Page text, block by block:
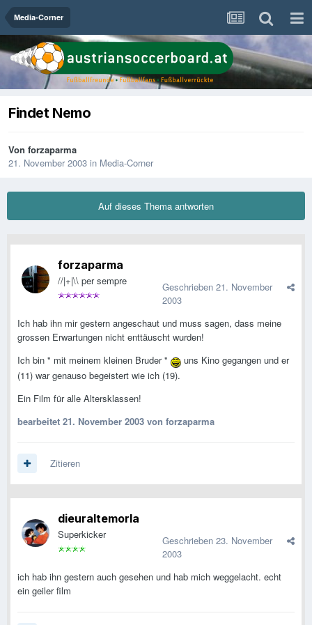
Media-Corner
Findet Nemo
Von forzaparma
21. November 2003 in Media-Corner
Auf dieses Thema antworten
forzaparma
//|+|\\ per sempre Geschrieben 21. November
2003
Ich hab ihn mir gestern angeschaut und muss sagen, dass meine
grossen Erwartungen nicht enttäuscht wurden!
Ich bin " mit meinem kleinen Bruder "
uns Kino gegangen und er
(11) war genauso begeistert wie ich (19).
Ein Film für alle Altersklassen!
bearbeitet 21. November 2003 von forzaparma
Zitieren
dieuraltemorla
Superkicker Geschrieben 23. November
2003
ich hab ihn gestern auch gesehen und hab mich weggelacht. echt
ein geiler film